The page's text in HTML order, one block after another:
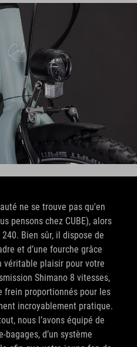
ne se trouve pas qu'en
pensons chez CUBE), alors
Bien sûr, il dispose de
et d’une fourche grâce
véritable plaisir pour votre
Shimano 8 vitesses,
frein proportionnés pour les
incroyablement pratique.
nous l’avons équipé de
bagages, d’un système